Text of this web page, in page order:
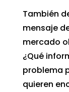
También
mensaje
mercado
¿Qué
problema
quieren